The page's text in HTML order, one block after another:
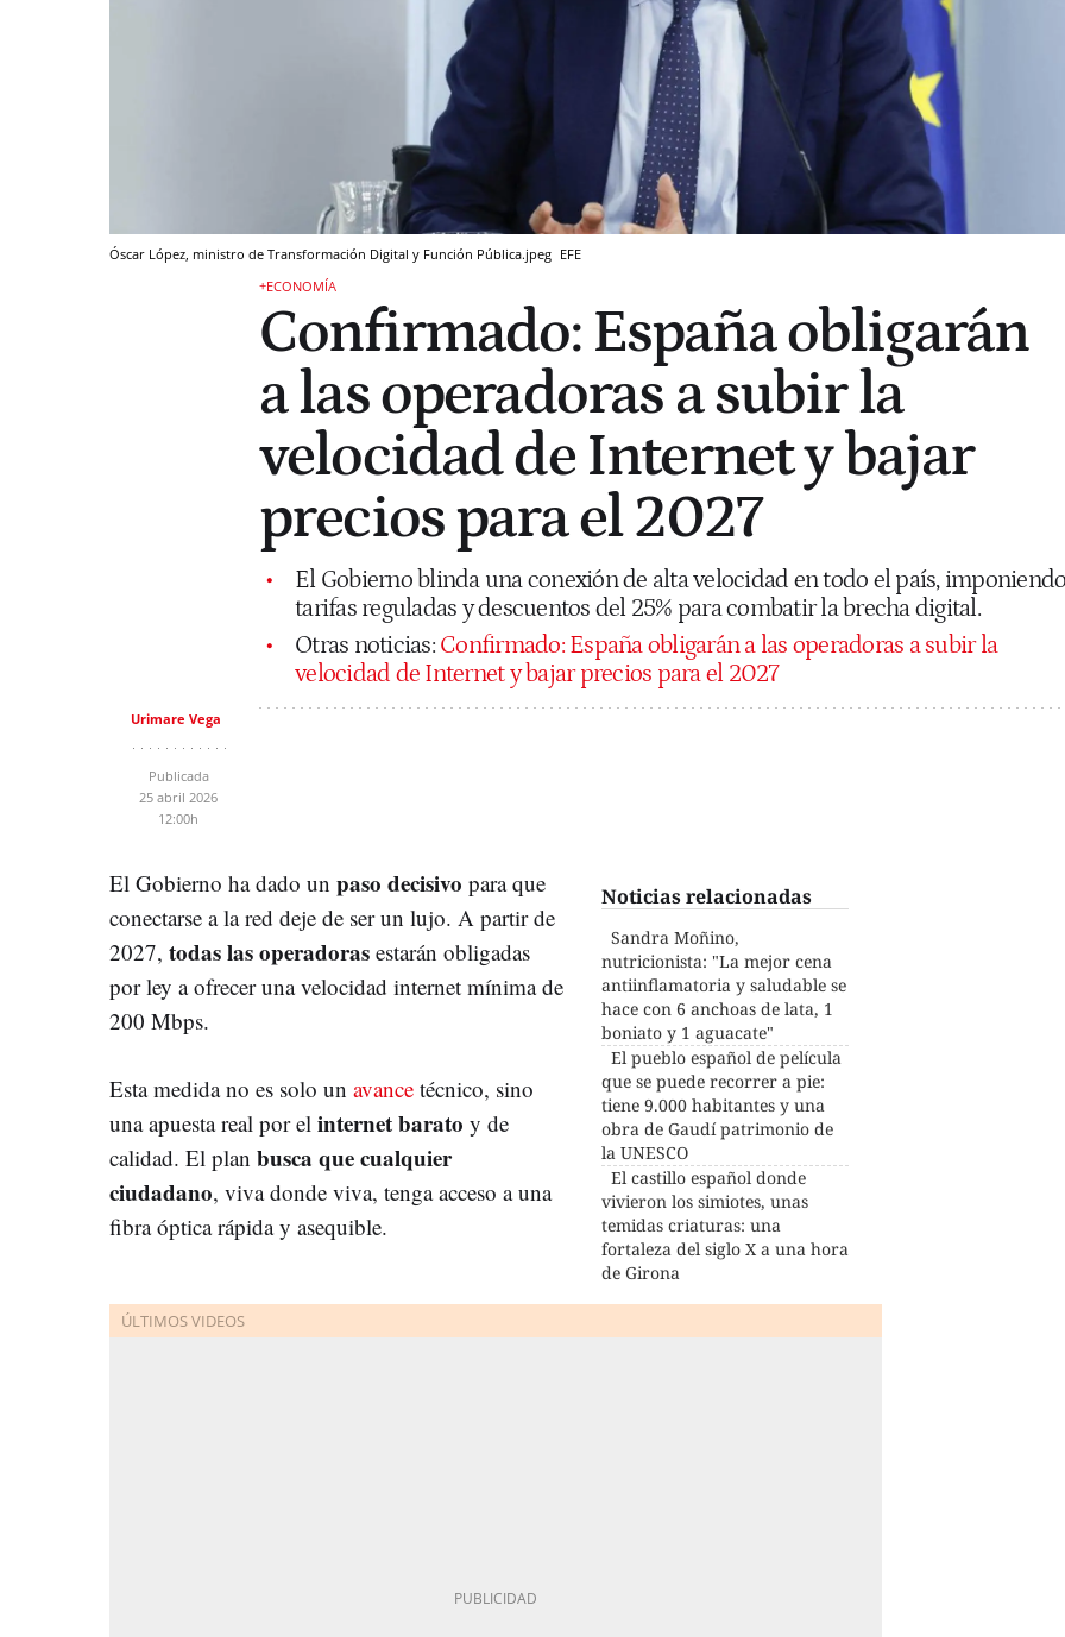
Óscar López, ministro de Transformación Digital y Función Pública.jpeg EFE
+ECONOMÍA
Confirmado: España obligarán
a las operadoras a subir la
velocidad de Internet y bajar
precios para el 2027
El Gobierno blinda una conexión de alta velocidad en todo el país,
tarifas reguladas y descuentos del 25% para combatir la brecha digital.
Otras noticias: Confirmado: España obligarán a las operadoras a subir la
velocidad de Internet y bajar precios para el 2027
Urimare Vega
Publicada
25 abril 2026
12:00h
Noticias relacionadas
Sandra Moñino,
nutricionista: "La mejor cena
antiinflamatoria y saludable se
hace con 6 anchoas de lata, 1
boniato y 1 aguacate"
El pueblo español de película
que se puede recorrer a pie:
tiene 9.000 habitantes y una
obra de Gaudí patrimonio de
la UNESCO
El castillo español donde
vivieron los simiotes, unas
temidas criaturas: una
fortaleza del siglo X a una hora
de Girona
El Gobierno ha dado un paso decisivo para que
conectarse a la red deje de ser un lujo. A partir de
2027, todas las operadoras estarán obligadas
por ley a ofrecer una velocidad internet mínima de
200 Mbps.
Esta medida no es solo un avance técnico, sino
una apuesta real por el internet barato y de
calidad. El plan busca que cualquier
ciudadano, viva donde viva, tenga acceso a una
fibra óptica rápida y asequible.